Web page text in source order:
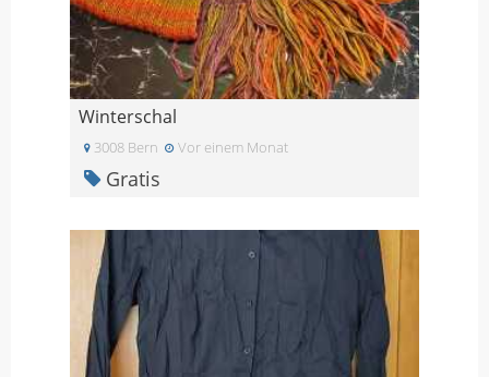
Winterschal
3008 Bern Vor einem Monat
Gratis